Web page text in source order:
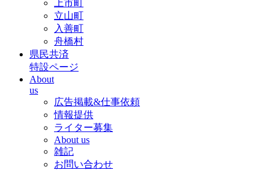
上市町
立山町
入善町
舟橋村
県民共済
特設ページ
About
us
広告掲載&仕事依頼
情報提供
ライター募集
About us
雑記
お問い合わせ